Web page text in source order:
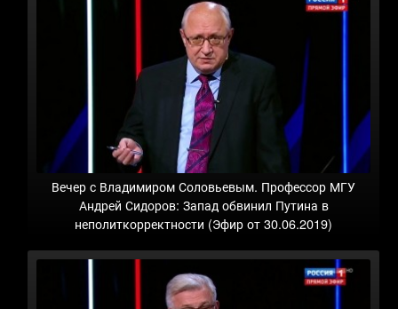
Вечер с Владимиром Соловьевым. Профессор МГУ
Андрей Сидоров: Запад обвинил Путина в
неполиткорректности (Эфир от 30.06.2019)